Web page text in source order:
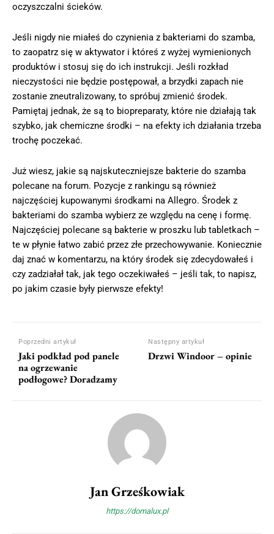
oczyszczalni ścieków.
Jeśli nigdy nie miałeś do czynienia z bakteriami do szamba,
to zaopatrz się w aktywator i któreś z wyżej wymienionych
produktów i stosuj się do ich instrukcji. Jeśli rozkład
nieczystości nie będzie postępował, a brzydki zapach nie
zostanie zneutralizowany, to spróbuj zmienić środek.
Pamiętaj jednak, że są to biopreparaty, które nie działają tak
szybko, jak chemiczne środki – na efekty ich działania trzeba
trochę poczekać.
Już wiesz, jakie są najskuteczniejsze bakterie do szamba
polecane na forum. Pozycje z rankingu są również
najczęściej kupowanymi środkami na Allegro. Środek z
bakteriami do szamba wybierz ze względu na cenę i formę.
Najczęściej polecane są bakterie w proszku lub tabletkach –
te w płynie łatwo zabić przez złe przechowywanie. Koniecznie
daj znać w komentarzu, na który środek się zdecydowałeś i
czy zadziałał tak, jak tego oczekiwałeś – jeśli tak, to napisz,
po jakim czasie były pierwsze efekty!
Poprzedni artykuł
Jaki podkład pod panele
na ogrzewanie
podłogowe? Doradzamy
Następny artykuł
Drzwi Windoor – opinie
Jan Grześkowiak
https://domalux.pl